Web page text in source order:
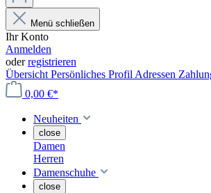
Menü schließen
Ihr Konto
Anmelden
oderregistrieren
Übersicht Persönliches Profil Adressen
0,00 €*
Neuheiten
close
Damen
Herren
Damenschuhe
close